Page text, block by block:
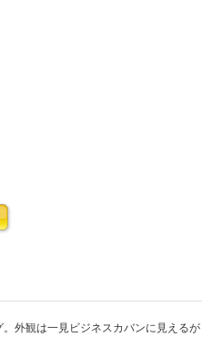
外観は一見ビジネスカバンに見えるが